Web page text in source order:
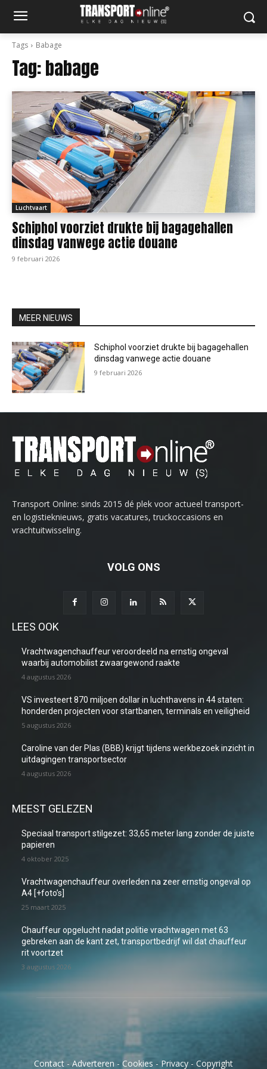
Tags Babage
Tag:babage
Luchtvaart
Schiphol voorziet drukte bij bagagehallen
dinsdag vanwege actie douane
9 februari 2026
MEER NIEUWS
Schiphol voorziet drukte bij bagagehallen
dinsdag vanwege actie douane
9 februari 2026
Transport Online: sinds 2015 dé plek voor actueel transport-
en logistieknieuws, gratis vacatures, truckoccasions en
vrachtuitwisseling.
VOLG ONS
LEES OOK
Vrachtwagenchauffeur veroordeeld na ernstig ongeval
waarbij automobilist zwaargewond raakte
4 augustus 2026
VS investeert 870 miljoen dollar in luchthavens in 44 staten:
honderden projecten voor startbanen, terminals en veiligheid
5 augustus 2026
Caroline van der Plas (BBB) krijgt tijdens werkbezoek inzicht in
uitdagingen transportsector
4 augustus 2026
MEEST GELEZEN
Speciaal transport stilgezet: 33,65 meter lang zonder de juiste
papieren
4 oktober 2025
Vrachtwagenchauffeur overleden na zeer ernstig ongeval op
A4 [+foto’s]
25 maart 2025
Chauffeur opgelucht nadat politie vrachtwagen met 63
gebreken aan de kant zet, transportbedrijf wil dat chauffeur
rit voortzet
3 augustus 2026
Contact -Adverteren - Cookies - Privacy - Copyright